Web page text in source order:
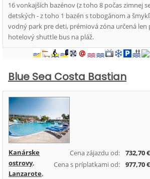
16 vonkajších bazénov (z toho 8 počas zimnej
detských - z toho 1 bazén s tobogánom a
vodný park pre deti, prémiová zóna určená len
hotelový shuttle bus na pláž.
Blue Sea Costa Bastian
Cena zájazdu od:
732,70 €
Cena s príplatkami od:
977,70 €
Kanárske
ostrovy,
Lanzarote,